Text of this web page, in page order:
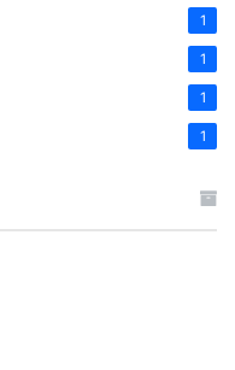
1
1
1
1